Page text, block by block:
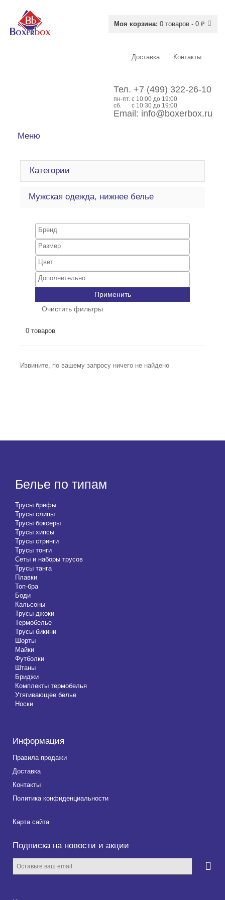
Моя корзина: 0 товаров - 0 ₽
Доставка Контакты
Тел. +7 (499) 322-26-10
пн-пт. c 10:00 до 19:00
сб.
с 10:30 до 19:00
Email: info@boxerbox.ru
Меню
Категории
Мужская одежда, нижнее белье
Применить
Очистить фильтры
0 товаров
Извините, по вашему запросу ничего не найдено
Белье по типам
Трусы брифы
Трусы слипы
Трусы боксеры
Трусы хипсы
Трусы стринги
Трусы тонги
Сеты и наборы трусов
Трусы танга
Плавки
Топ-бра
Боди
Кальсоны
Трусы джоки
Термобелье
Трусы бикини
Шорты
Майки
Футболки
Штаны
Бриджи
Комплекты термобелья
Утягивающее белье
Носки
Информация
Правила продажи
Доставка
Контакты
Политика конфиденциальности
Карта сайта
Подписка на новости и акции